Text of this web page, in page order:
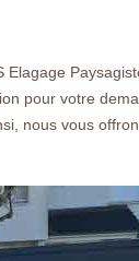
Elagage
pour votre
nous vous